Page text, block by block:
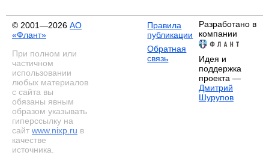
© 2001—2026 АО
«Флант»
При полном или
частичном
использовании
любых материалов
с сайта вы
обязаны явным
образом указывать
гиперссылку на
сайт www.nixp.ru в
качестве
источника.
Правила
публикации
Обратная
связь
Разработано в
компании
Идея и
поддержка
проекта —
Дмитрий
Шурупов